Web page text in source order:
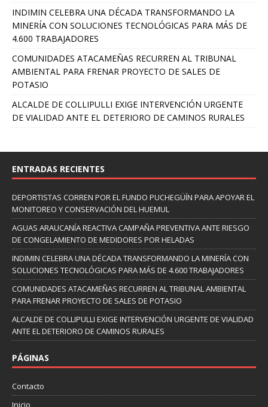
INDIMIN CELEBRA UNA DÉCADA TRANSFORMANDO LA
MINERÍA CON SOLUCIONES TECNOLÓGICAS PARA MÁS DE
4.600 TRABAJADORES
COMUNIDADES ATACAMEÑAS RECURREN AL TRIBUNAL
AMBIENTAL PARA FRENAR PROYECTO DE SALES DE
POTASIO
ALCALDE DE COLLIPULLI EXIGE INTERVENCIÓN URGENTE
DE VIALIDAD ANTE EL DETERIORO DE CAMINOS RURALES
ENTRADAS RECIENTES
DEPORTISTAS CORREN POR EL FUNDO PUCHEGÜÍN PARA APOYAR EL
MONITOREO Y CONSERVACIÓN DEL HUEMUL
AGUAS ARAUCANÍA REACTIVA CAMPAÑA PREVENTIVA ANTE RIESGO
DE CONGELAMIENTO DE MEDIDORES POR HELADAS
INDIMIN CELEBRA UNA DÉCADA TRANSFORMANDO LA MINERÍA CON
SOLUCIONES TECNOLÓGICAS PARA MÁS DE 4.600 TRABAJADORES
COMUNIDADES ATACAMEÑAS RECURREN AL TRIBUNAL AMBIENTAL
PARA FRENAR PROYECTO DE SALES DE POTASIO
ALCALDE DE COLLIPULLI EXIGE INTERVENCIÓN URGENTE DE VIALIDAD
ANTE EL DETERIORO DE CAMINOS RURALES
PÁGINAS
Contacto
Inicio